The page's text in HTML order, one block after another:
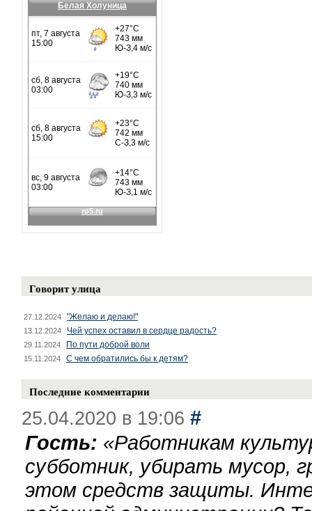
Белая Холуница
Говорит улица
27.12.2024 "Желаю и делаю!"
13.12.2024 Чей успех оставил в сердце радость?
29.11.2024 По пути доброй воли
15.11.2024 С чем обратились бы к детям?
Последние комментарии
25.04.2020 в 19:06 #
Гость: «Работникам
субботник, убирать мусор,
этом средств защиты.